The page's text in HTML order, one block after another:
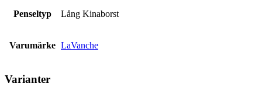
Penseltyp Lång Kinaborst
Varumärke LaVanche
Varianter